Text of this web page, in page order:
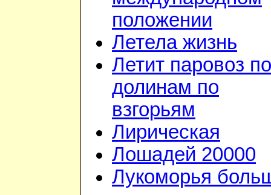
положении
Летела жизнь
Летит паровоз по
долинам по
взгорьям
Лирическая
Лошадей 20000
Лукоморья